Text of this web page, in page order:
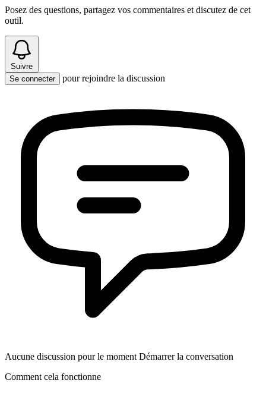
Posez des questions, partagez vos commentaires et discutez de cet
outil.
Suivre
Se connecter
pour rejoindre la discussion
Aucune discussion pour le moment Démarrer la conversation
Comment cela fonctionne